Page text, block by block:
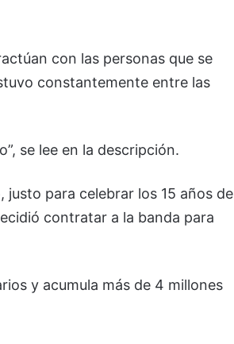
con las personas que se
constantemente entre las
se lee en la descripción.
para celebrar los 15 años de
contratar a la banda para
y acumula más de 4 millones